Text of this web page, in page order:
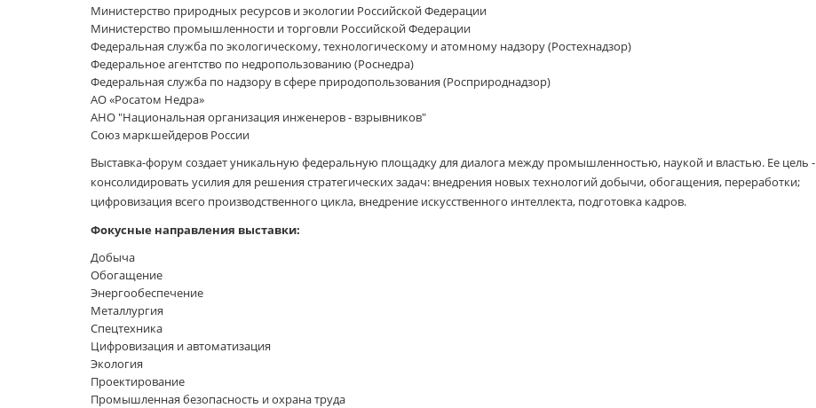
Министерство природных ресурсов и экологии Российской Федерации
Министерство промышленности и торговли Российской Федерации
Федеральная служба по экологическому, технологическому и атомному надзору (Ростехнадзор)
Федеральное агентство по недропользованию (Роснедра)
Федеральная служба по надзору в сфере природопользования (Росприроднадзор)
АО «Росатом Недра»
АНО "Национальная организация инженеров - взрывников"
Союз маркшейдеров России
Выставка-форум создает уникальную федеральную площадку для диалога между промышленностью, наукой и властью. Ее цель -
консолидировать усилия для решения стратегических задач: внедрения новых технологий добычи, обогащения, переработки;
цифровизация всего производственного цикла, внедрение искусственного интеллекта, подготовка кадров.
Фокусные направления выставки:
Добыча
Обогащение
Энергообеспечение
Металлургия
Спецтехника
Цифровизация и автоматизация
Экология
Проектирование
Промышленная безопасность и охрана труда